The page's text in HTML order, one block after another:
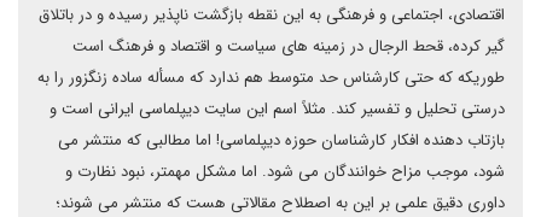
اقتصادی، اجتماعی و فرهنگی به این نقطه بازگشت ناپذیر رسیده و در باتلاق
گیر کرده، قحط الرجال در زمینه های سیاست و اقتصاد و فرهنگ است
طوریکه که حتی کارشناس حد متوسط هم ندارد که مسأله ساده زنگزور را به
درستی تحلیل و تفسیر کند. مثلاً اسم این سایت دیپلماسی ایرانی است و
بازتاب دهنده افکار کارشناسان حوزه دیپلماسی! اما مطالبی که منتشر می
شود، موجب مزاح خوانندگان می شود. اما مشکل مهمتر، نبود نظارت و
داوری دقیق علمی بر این به اصطلاح مقالاتی هست که منتشر می شوند؛